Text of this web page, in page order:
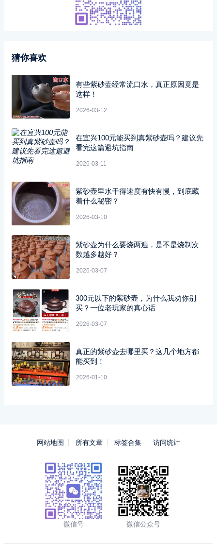
猜你喜欢
有些紫砂壶经常流口水，真正原因竟是
这样！
2026-03-12
在宜兴100元能买到真紫砂壶吗？建议先
看完这篇避坑指南
2026-03-11
紫砂壶里水干得速度有快有慢，到底藏
着什么秘密？
2026-03-10
紫砂壶为什么要烧两遍，是不是烧制次
数越多越好？
2026-03-07
300元以下的紫砂壶，为什么我劝你别
买？一位老玩家的真心话
2026-03-07
真正的紫砂壶去哪里买？这几个地方都
能买到！
2026-01-10
网站地图 所有文章 标签合集 访问统计
微信号 微信公众号